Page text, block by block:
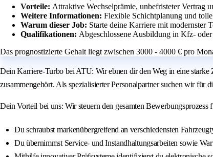
Vorteile: Attraktive Wechselprämie, unbefristeter Vertrag
Weitere Informationen: Flexible Schichtplanung und
Warum dieser Job: Starte deine Karriere mit modernster
Qualifikationen: Abgeschlossene Ausbildung in Kfz-
Das prognostizierte Gehalt liegt zwischen 3000 - 4000 € pro
Dein Karriere-Turbo bei ATU: Wir ebnen dir den Weg in eine
zusammengehört. Als spezialisierter Personalpartner suchen wir
Dein Vorteil bei uns: Wir steuern den gesamten
Du schraubst markenübergreifend an verschiedensten
Du übernimmst Service- und Instandhaltungsarbeiten sowie